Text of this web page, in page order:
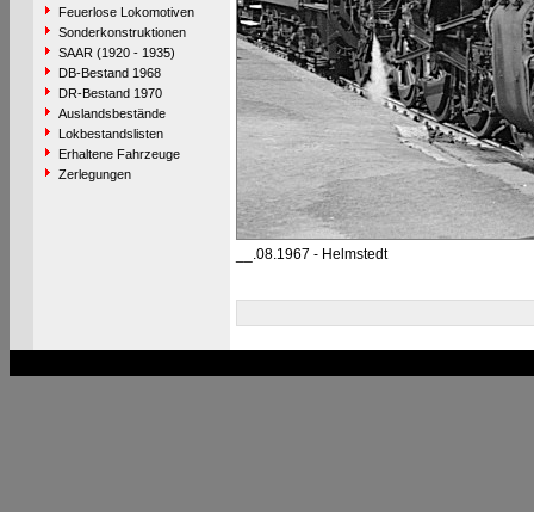
Feuerlose Lokomotiven
Sonderkonstruktionen
SAAR (1920 - 1935)
DB-Bestand 1968
DR-Bestand 1970
Auslandsbestände
Lokbestandslisten
Erhaltene Fahrzeuge
Zerlegungen
__.08.1967 - Helmstedt